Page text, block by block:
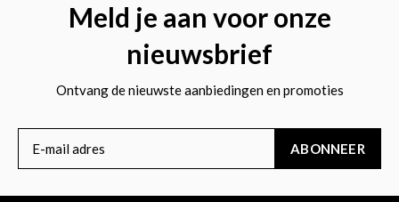
Meld je aan voor onze
nieuwsbrief
Ontvang de nieuwste aanbiedingen en promoties
ABONNEER